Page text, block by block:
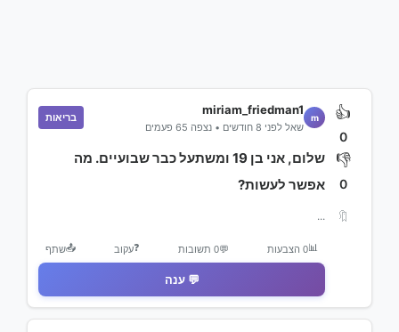
👍
0
👎
0
🔖
m
miriam_friedman1
שאל לפני 8 חודשים • נצפה 65 פעמים
בריאות
שלום, אני בן 19 ומשתעל כבר שבועיים. מה
אפשר לעשות?
...
📊0 הצבעות 💬0 תשובות ❓עקוב 📤שתף
💬 ענה